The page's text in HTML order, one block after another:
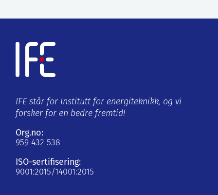
IFE står for Institutt for energiteknikk, og vi
forsker for en bedre fremtid!
Org.no:
959 432 538
ISO-sertifisering:
9001:2015/14001:2015